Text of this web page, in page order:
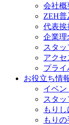
会社概
ZEH
代表挨
企業理
スタ
アク
プライ
お役立ち情
イベン
スタ
もり
もり